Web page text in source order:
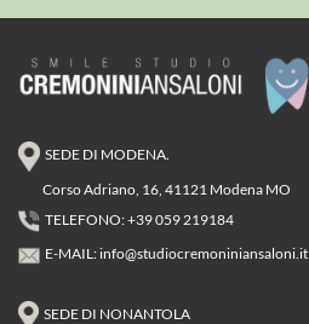
SEDE DI MODENA.
Corso Adriano, 16, 41121 Modena MO
TELEFONO: +39 059 219184
E-MAIL: info@studiocremoniniansaloni.it
SEDE DI NONANTOLA